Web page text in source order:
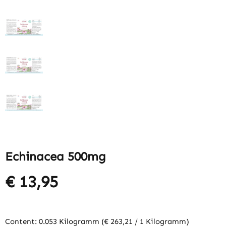
Echinacea 500mg
€ 13,95
Content: 0.053 Kilogramm (€ 263,21 / 1 Kilogramm)